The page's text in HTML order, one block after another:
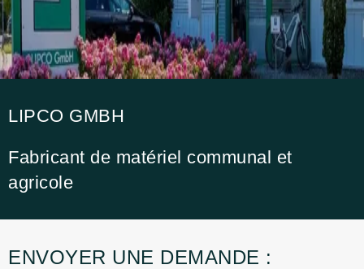
LIPCO GMBH
Fabricant de matériel communal et
agricole
ENVOYER UNE DEMANDE :